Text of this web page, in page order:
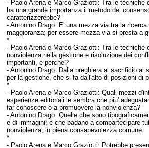
- Paolo Arena e Marco Graziotti: Tra le tecniche
ha una grande importanza il metodo del
caratterizzerebbe?
- Antonino Drago: E' una mezza via tra la ricerca
maggioranza; per essere mezza via si presta a
*
- Paolo Arena e Marco Graziotti: Tra le tecniche
nonviolenza nella gestione e risoluzione dei
importanti, e perche'?
- Antonino Drago: Dalla preghiera al sacrificio al
per la gestione, che si fa dall'alto di posizioni di
*
- Paolo Arena e Marco Graziotti: Quali mezzi
esperienze editoriali le sembra che piu'
far conoscere o a promuovere la nonviolenza?
- Antonino Drago: Quelle che sono
e di immagini; e che badano a compartecipare
nonviolenza, in piena consapevolezza comune.
*
- Paolo Arena e Marco Graziotti: Potrebbe